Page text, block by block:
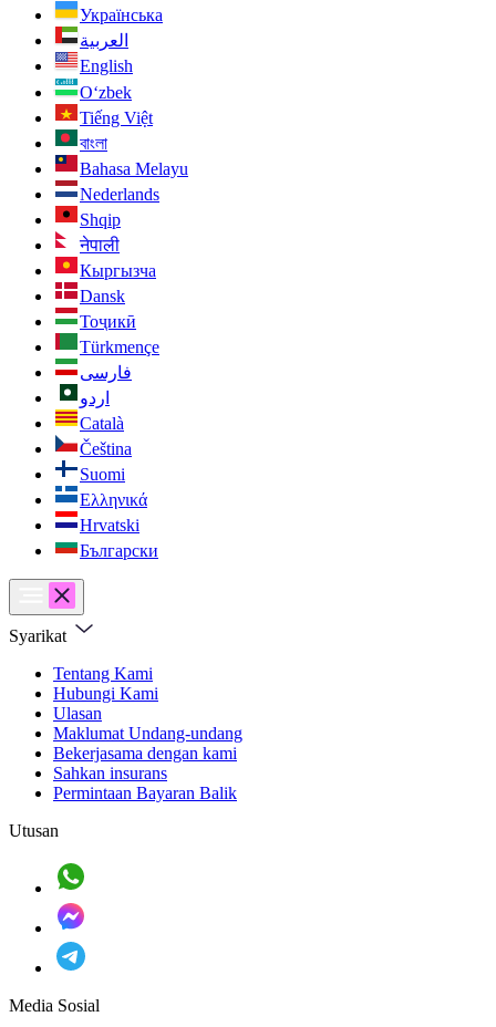
Українська
العربية
English
O‘zbek
Tiếng Việt
বাংলা
Bahasa Melayu
Nederlands
Shqip
नेपाली
Кыргызча
Dansk
Тоҷикӣ
Türkmençe
فارسی
اردو
Català
Čeština
Suomi
Ελληνικά
Hrvatski
Български
Syarikat
Tentang Kami
Hubungi Kami
Ulasan
Maklumat Undang-undang
Bekerjasama dengan kami
Sahkan insurans
Permintaan Bayaran Balik
Utusan
Media Sosial